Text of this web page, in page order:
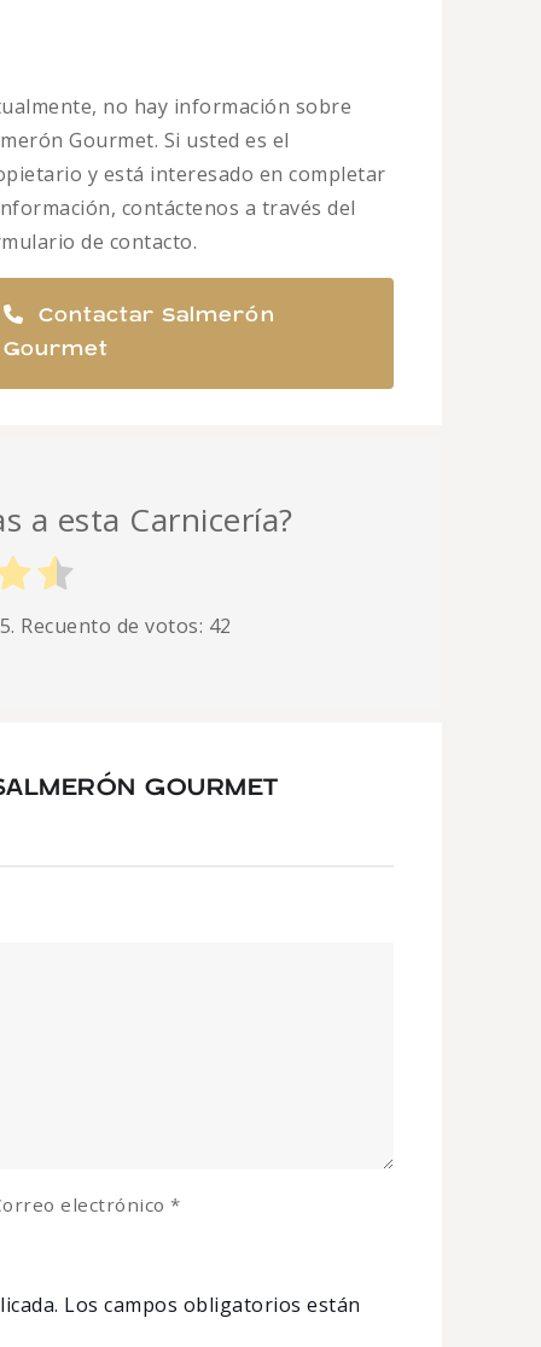
no hay información sobre
Gourmet. Si usted es el
y está interesado en completar
contáctenos a través del
de contacto.
Contactar Salmerón
Gourmet
a esta Carnicería?
Recuento de votos: 42
GOURMET
Los campos obligatorios están
electrónico*